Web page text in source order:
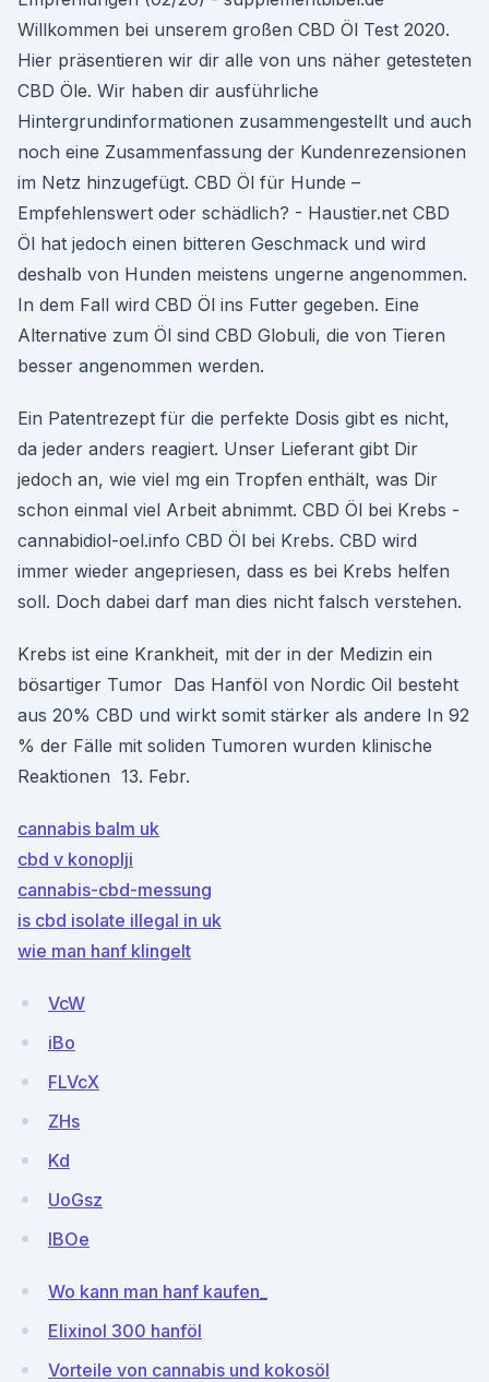
Willkommen bei unserem großen CBD Öl Test 2020.
Hier präsentieren wir dir alle von uns näher getesteten
CBD Öle. Wir haben dir ausführliche
Hintergrundinformationen zusammengestellt und auch
noch eine Zusammenfassung der Kundenrezensionen
im Netz hinzugefügt. CBD Öl für Hunde –
Empfehlenswert oder schädlich? - Haustier.net CBD
Öl hat jedoch einen bitteren Geschmack und wird
deshalb von Hunden meistens ungerne angenommen.
In dem Fall wird CBD Öl ins Futter gegeben. Eine
Alternative zum Öl sind CBD Globuli, die von Tieren
besser angenommen werden.
Ein Patentrezept für die perfekte Dosis gibt es nicht,
da jeder anders reagiert. Unser Lieferant gibt Dir
jedoch an, wie viel mg ein Tropfen enthält, was Dir
schon einmal viel Arbeit abnimmt. CBD Öl bei Krebs -
cannabidiol-oel.info CBD Öl bei Krebs. CBD wird
immer wieder angepriesen, dass es bei Krebs helfen
soll. Doch dabei darf man dies nicht falsch verstehen.
Krebs ist eine Krankheit, mit der in der Medizin ein
bösartiger Tumor Das Hanföl von Nordic Oil besteht
aus 20% CBD und wirkt somit stärker als andere In 92
% der Fälle mit soliden Tumoren wurden klinische
Reaktionen 13. Febr.
cannabis balm uk
cbd v konoplji
cannabis-cbd-messung
is cbd isolate illegal in uk
wie man hanf klingelt
VcW
iBo
FLVcX
ZHs
Kd
UoGsz
IBOe
Wo kann man hanf kaufen_
Elixinol 300 hanföl
Vorteile von cannabis und kokosöl